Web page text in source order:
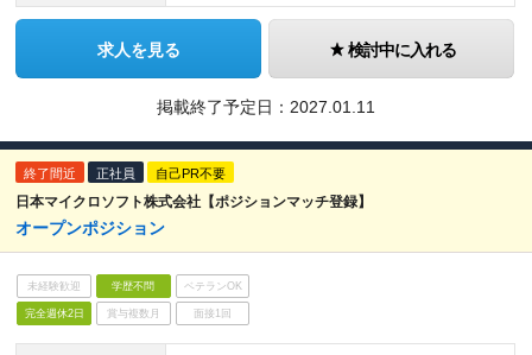
求人を見る 検討中に入れる
掲載終了予定日： 2027.01.11
終了間近 正社員 自己PR不要
日本マイクロソフト株式会社【ポジションマッチ登録】
オープンポジション
未経験歓迎 学歴不問 ベテランOK
完全週休2日 賞与複数月 面接1回